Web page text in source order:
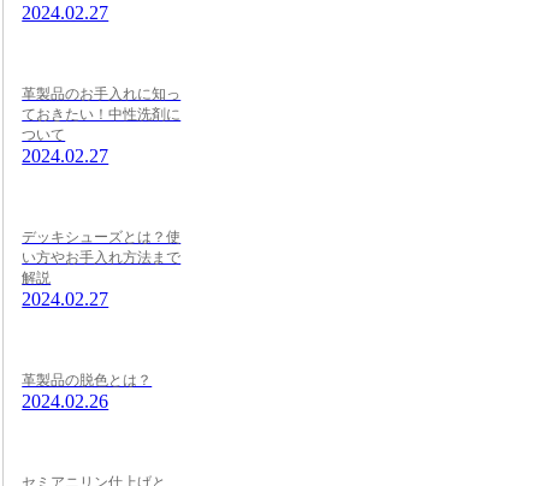
2024.02.27
革製品のお手入れに知っ
ておきたい！中性洗剤に
ついて
2024.02.27
デッキシューズとは？使
い方やお手入れ方法まで
解説
2024.02.27
革製品の脱色とは？
2024.02.26
セミアニリン仕上げと